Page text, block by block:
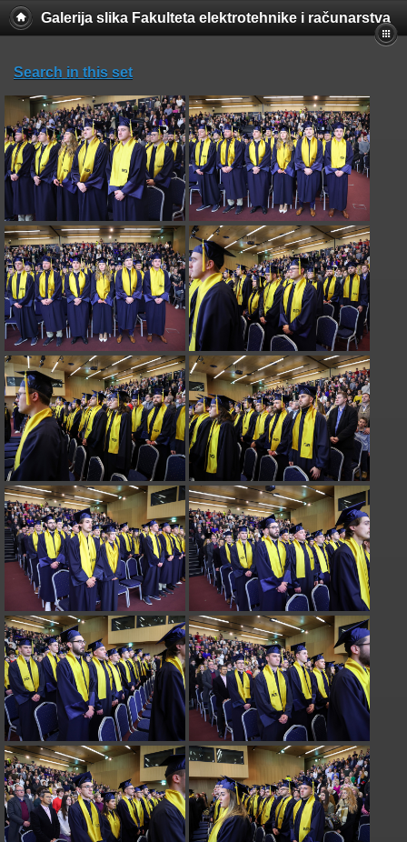
Galerija slika Fakulteta elektrotehnike i računarstva
Search in this set